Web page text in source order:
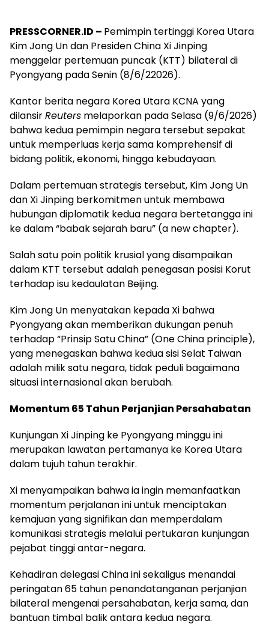
PRESSCORNER.ID – Pemimpin tertinggi Korea Utara
Kim Jong Un dan Presiden China Xi Jinping
menggelar pertemuan puncak (KTT) bilateral di
Pyongyang pada Senin (8/6/22026).
Kantor berita negara Korea Utara KCNA yang
dilansirReuters melaporkan pada Selasa (9/6/2026)
bahwa kedua pemimpin negara tersebut sepakat
untuk memperluas kerja sama komprehensif di
bidang politik, ekonomi, hingga kebudayaan.
Dalam pertemuan strategis tersebut, Kim Jong Un
dan Xi Jinping berkomitmen untuk membawa
hubungan diplomatik kedua negara bertetangga ini
ke dalam “babak sejarah baru” (a new chapter).
Salah satu poin politik krusial yang disampaikan
dalam KTT tersebut adalah penegasan posisi Korut
terhadap isu kedaulatan Beijing.
Kim Jong Un menyatakan kepada Xi bahwa
Pyongyang akan memberikan dukungan penuh
terhadap “Prinsip Satu China” (One China principle),
yang menegaskan bahwa kedua sisi Selat Taiwan
adalah milik satu negara, tidak peduli bagaimana
situasi internasional akan berubah.
Momentum 65 Tahun Perjanjian Persahabatan
Kunjungan Xi Jinping ke Pyongyang minggu ini
merupakan lawatan pertamanya ke Korea Utara
dalam tujuh tahun terakhir.
Xi menyampaikan bahwa ia ingin memanfaatkan
momentum perjalanan ini untuk menciptakan
kemajuan yang signifikan dan memperdalam
komunikasi strategis melalui pertukaran kunjungan
pejabat tinggi antar-negara.
Kehadiran delegasi China ini sekaligus menandai
peringatan 65 tahun penandatanganan perjanjian
bilateral mengenai persahabatan, kerja sama, dan
bantuan timbal balik antara kedua negara.